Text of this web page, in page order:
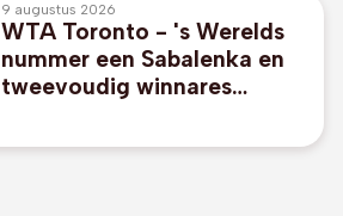
9 augustus 2026
WTA Toronto - 's Werelds
nummer een Sabalenka en
tweevoudig winnares
finales